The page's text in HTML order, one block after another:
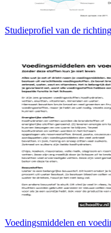
Studieprofiel van de
Voedingsmiddelen en